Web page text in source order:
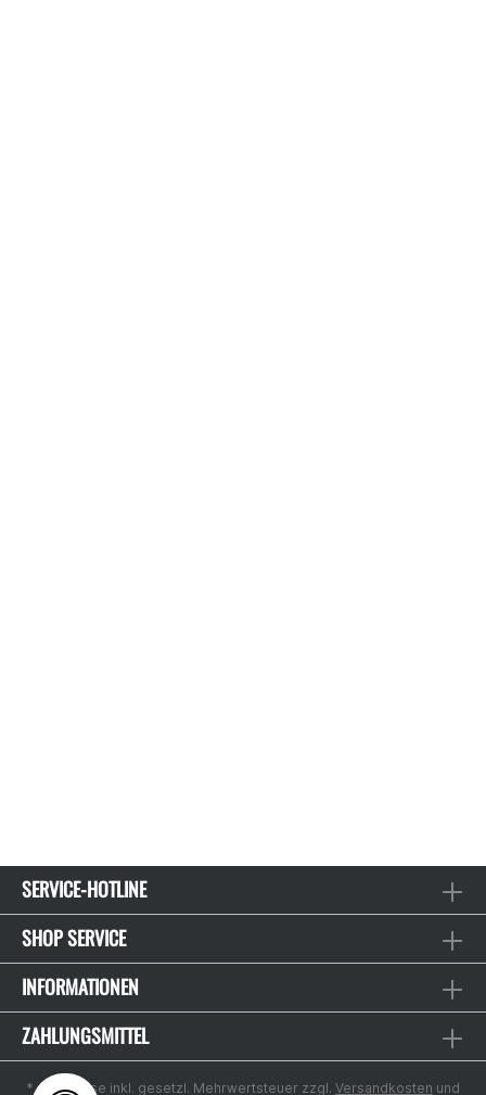
SERVICE-HOTLINE
SHOP SERVICE
INFORMATIONEN
ZAHLUNGSMITTEL
* Alle Preise inkl. gesetzl. Mehrwertsteuer zzgl. Versandkosten und